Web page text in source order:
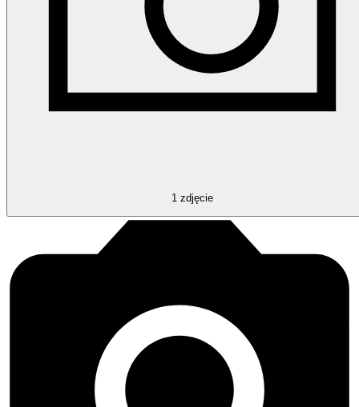
1 zdjęcie